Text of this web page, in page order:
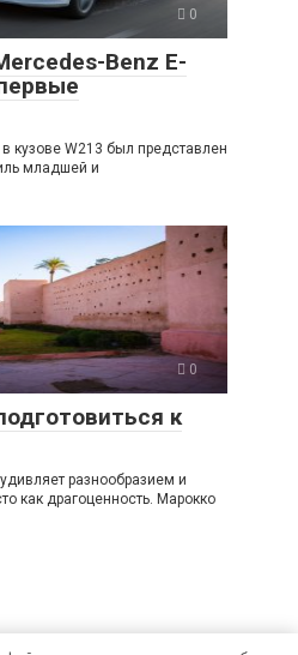
0
Benz E-
кузове W213 был представлен
младшей и
0
к
разнообразием и
как драгоценность. Марокко